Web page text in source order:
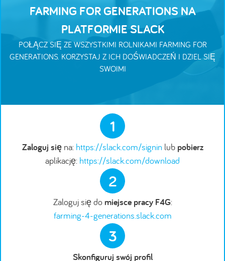
FARMING FOR GENERATIONS NA
PLATFORMIE SLACK
POŁĄCZ SIĘ ZE WSZYSTKIMI ROLNIKAMI FARMING FOR
GENERATIONS. KORZYSTAJ Z ICH DOŚWIADCZEŃ I DZIEL SIĘ
SWOIMI
1
Zaloguj sięna: https://slack.com/signin lub pobierz
aplikację: https://slack.com/download
2
Zaloguj się do miejsce pracy F4G:
farming-4-generations.slack.com
3
Skonfiguruj swój profil